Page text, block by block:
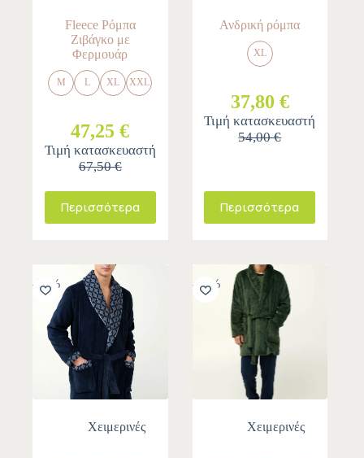
Fleece Ρόμπα
Ζιβάγκο με
Φερμουάρ
M L XL XXL
47,25 €
Τιμή κατασκευαστή
67,50 €
Περισσότερα
Ανδρική ρόμπα
XL
37,80 €
Τιμή κατασκευαστή
54,00 €
Περισσότερα
-30%
Χειμερινές
-30%
Χειμερινές